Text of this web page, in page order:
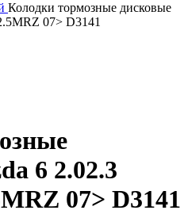
Колодки тормозные дисковые
07> D3141
6 2.02.3
07> D3141